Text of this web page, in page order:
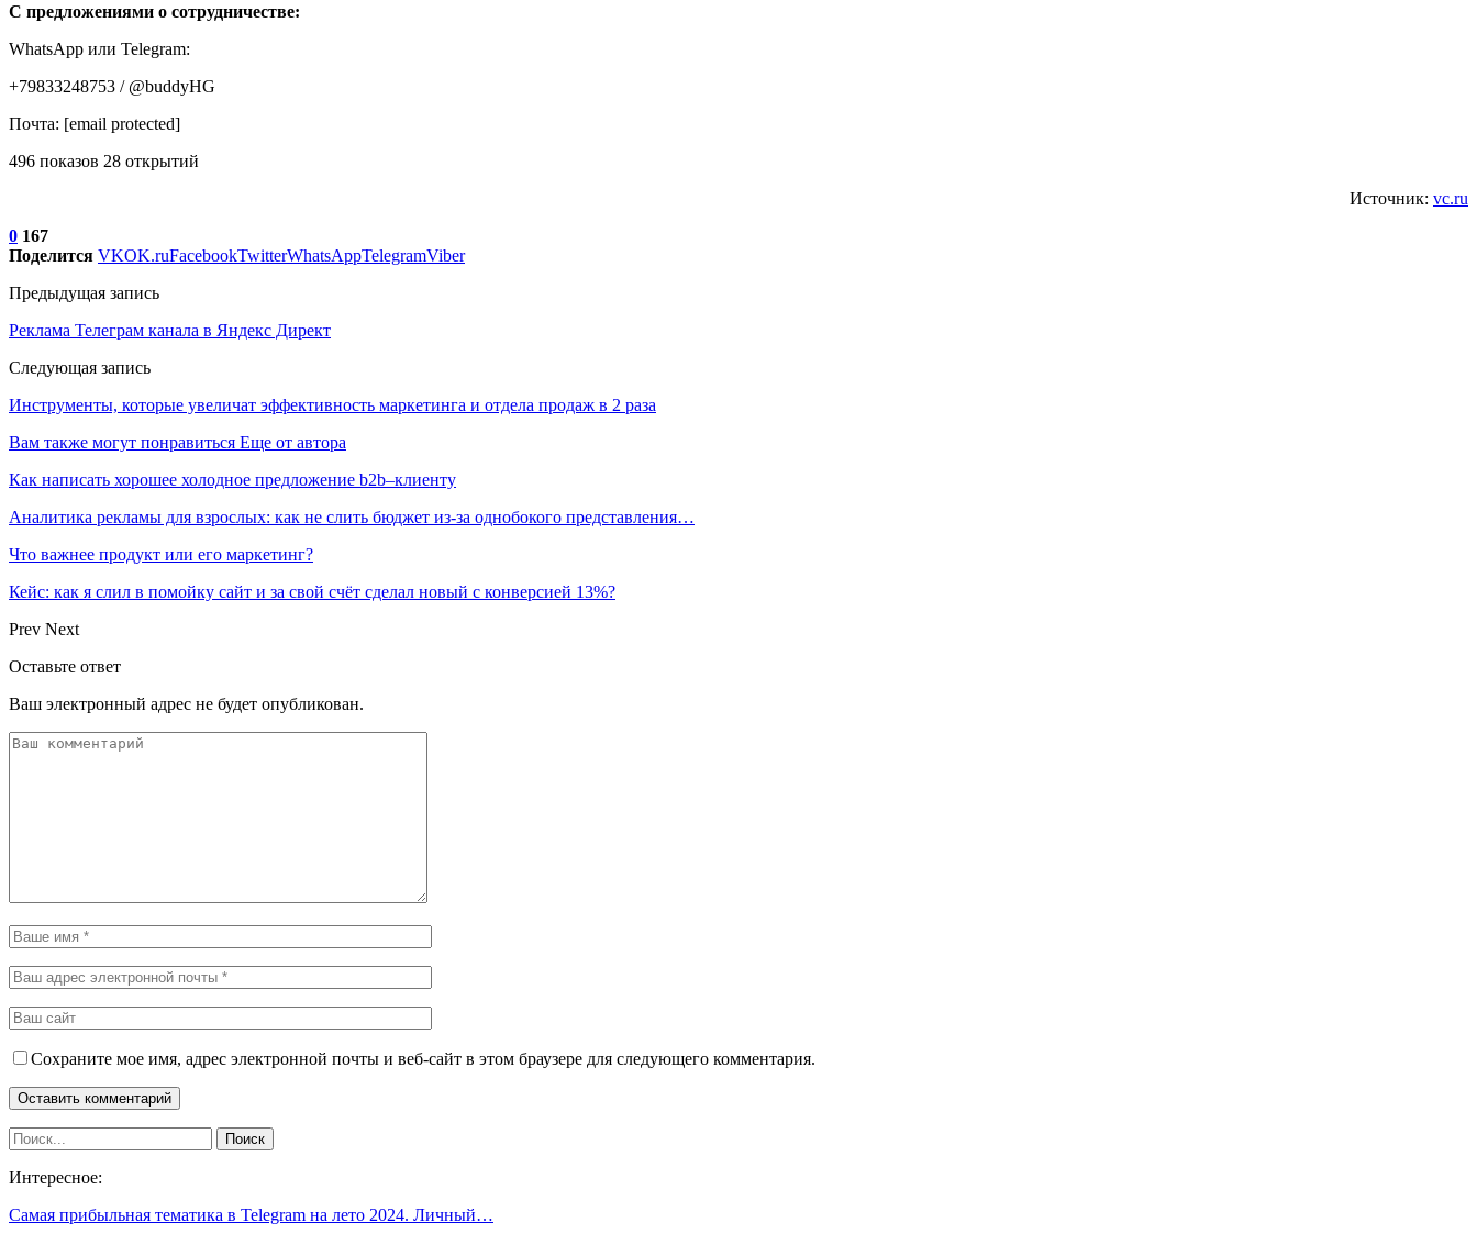
С предложениями о сотрудничестве:
WhatsApp или Telegram:
+79833248753 / @buddyHG
Почта: [email protected]
496 показов 28 открытий
Источник: vc.ru
0 167
Поделится VKOK.ruFacebookTwitterWhatsAppTelegramViber
Предыдущая запись
Реклама Телеграм канала в Яндекс Директ
Следующая запись
Инструменты, которые увеличат эффективность маркетинга и отдела продаж в 2 раза
Вам также могут понравиться Еще от автора
Как написать хорошее холодное предложение b2b–клиенту
Аналитика рекламы для взрослых: как не слить бюджет из-за однобокого представления…
Что важнее продукт или его маркетинг?
Кейс: как я слил в помойку сайт и за свой счёт сделал новый с конверсией 13%?
Prev Next
Оставьте ответ
Ваш электронный адрес не будет опубликован.
Сохраните мое имя, адрес электронной почты и веб-сайт в этом браузере для следующего комментария.
Интересное:
Самая прибыльная тематика в Telegram на лето 2024. Личный…